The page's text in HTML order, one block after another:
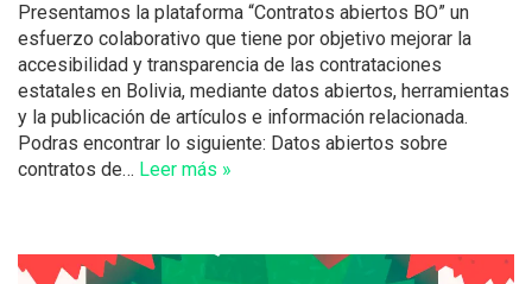
Presentamos la plataforma “Contratos abiertos BO” un
esfuerzo colaborativo que tiene por objetivo mejorar la
accesibilidad y transparencia de las contrataciones
estatales en Bolivia, mediante datos abiertos, herramientas
y la publicación de artículos e información relacionada.
Podras encontrar lo siguiente: Datos abiertos sobre
contratos de… Leer más »